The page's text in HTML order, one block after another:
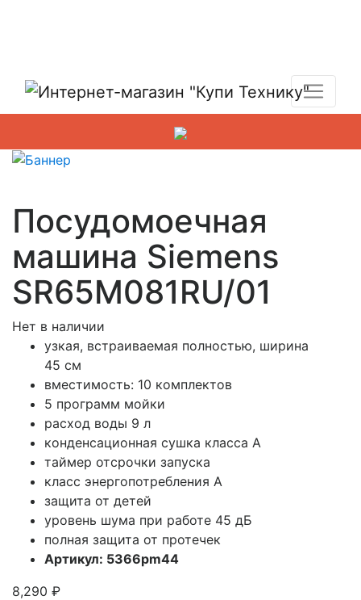
Посудомоечная
машина Siemens
SR65M081RU/01
Нет в наличии
узкая, встраиваемая полностью, ширина
45 см
вместимость: 10 комплектов
5 программ мойки
расход воды 9 л
конденсационная сушка класса A
таймер отсрочки запуска
класс энергопотребления A
защита от детей
уровень шума при работе 45 дБ
полная защита от протечек
Артикул: 5366pm44
8,290 ₽